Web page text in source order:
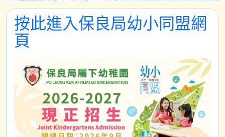
按此進入保良局幼小同盟網
頁